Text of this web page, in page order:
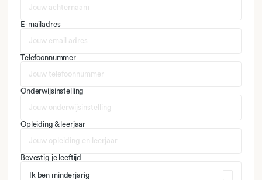
E-mailadres
Telefoonnummer
Onderwijsinstelling
Opleiding & leerjaar
Bevestig je leeftijd
Ik ben minderjarig